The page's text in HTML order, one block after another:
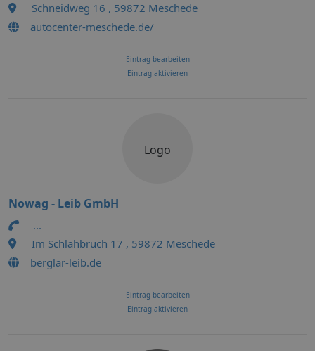
Schneidweg 16 , 59872 Meschede
autocenter-meschede.de/
Eintrag bearbeiten
Eintrag aktivieren
Logo
Nowag - Leib GmbH
...
Im Schlahbruch 17 , 59872 Meschede
berglar-leib.de
Eintrag bearbeiten
Eintrag aktivieren